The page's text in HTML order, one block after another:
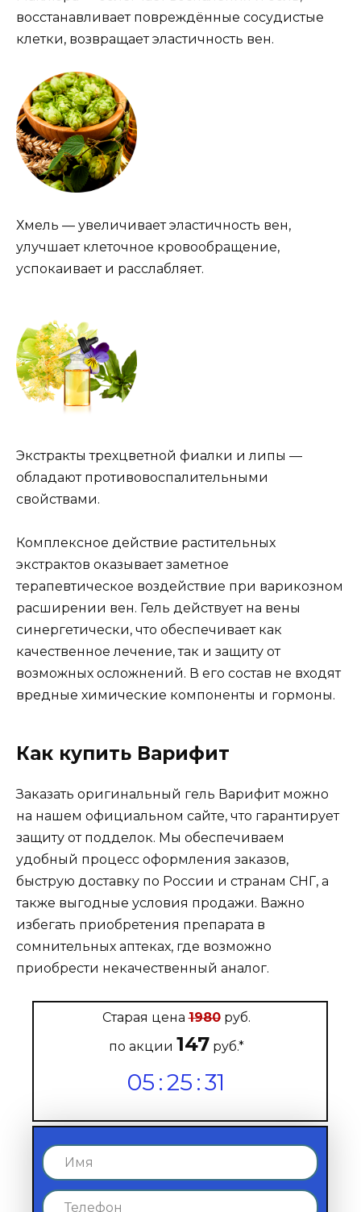
восстанавливает повреждённые сосудистые
клетки, возвращает эластичность вен.
Хмель — увеличивает эластичность вен,
улучшает клеточное кровообращение,
успокаивает и расслабляет.
Экстракты трехцветной фиалки и липы —
обладают противовоспалительными
свойствами.
Комплексное действие растительных
экстрактов оказывает заметное
терапевтическое воздействие при варикозном
расширении вен. Гель действует на вены
синергетически, что обеспечивает как
качественное лечение, так и защиту от
возможных осложнений. В его состав не входят
вредные химические компоненты и гормоны.
Как купить Варифит
Заказать оригинальный гель Варифит можно
на нашем официальном сайте, что гарантирует
защиту от подделок. Мы обеспечиваем
удобный процесс оформления заказов,
быструю доставку по России и странам СНГ, а
также выгодные условия продажи. Важно
избегать приобретения препарата в
сомнительных аптеках, где возможно
приобрести некачественный аналог.
Старая цена1980руб.
по акции 147 руб.*
05 : 25 : 29